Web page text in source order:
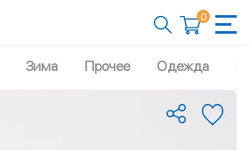
0
Зима Прочее Одежда